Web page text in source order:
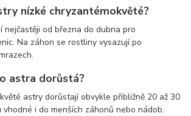
nízké chryzantémokvěté?
nejčastěji od března do dubna pro
Na záhon se rostliny vysazují po
astra dorůstá?
astry dorůstají obvykle přibližně 20 až 30
vhodné i do menších záhonů nebo nádob.